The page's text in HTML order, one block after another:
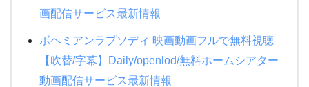
画配信サービス最新情報
ボヘミアンラプソディ 映画動画フルで無料視聴
【吹替/字幕】Daily/openlod/無料ホームシアター
動画配信サービス最新情報